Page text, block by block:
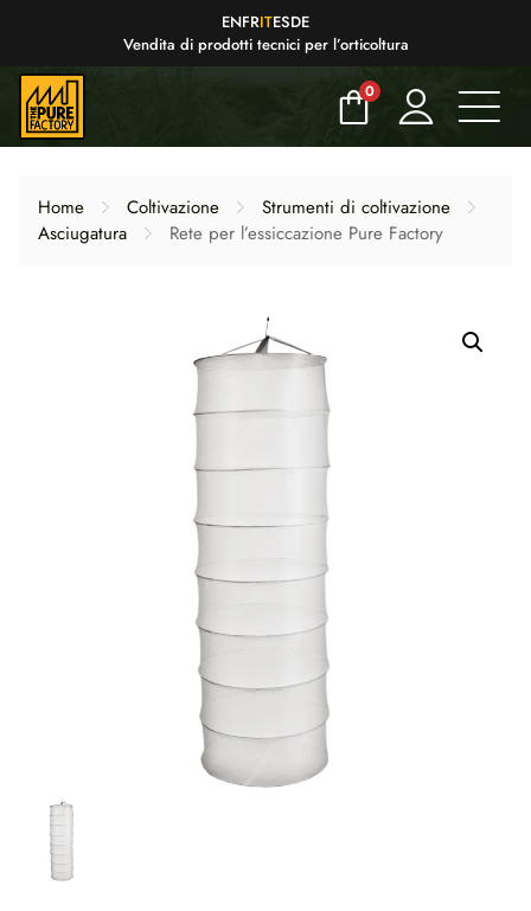
ENFRITESDE
Vendita di prodotti tecnici per l’orticoltura
0
Home Coltivazione
Strumenti di coltivazione
Asciugatura
Rete per l’essiccazione Pure Factory